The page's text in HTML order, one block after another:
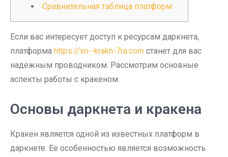
Сравнительная таблица платформ
Если вас интересует доступ к ресурсам даркнета,
платформа https://xn--krakn-7ra.com станет для вас
надежным проводником. Рассмотрим основные
аспекты работы с кракеном.
Основы даркнета и кракена
Кракен является одной из известных платформ в
даркнете. Ее особенностью является возможность